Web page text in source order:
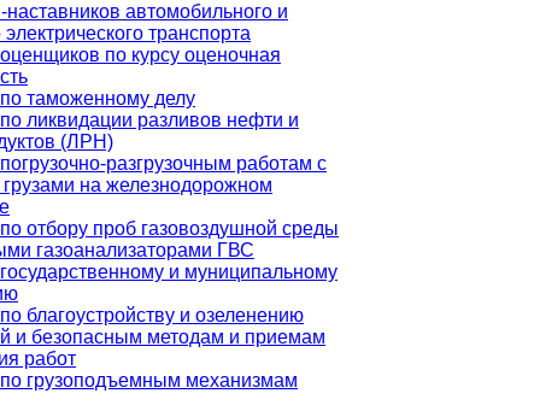
наставников автомобильного и
транспорта
по курсу оценочная
таможенному делу
ликвидации разливов нефти и
(ЛРН)
разгрузочным работам с
на железнодорожном
отбору проб газовоздушной среды
газоанализаторами ГВС
и муниципальному
благоустройству и озеленению
и безопасным методам и приемам
работ
грузоподъемным механизмам